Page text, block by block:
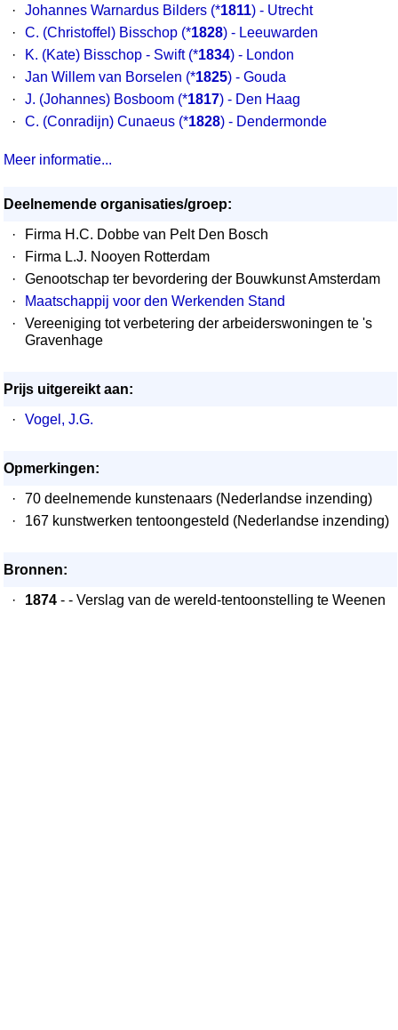
·
Johannes Warnardus Bilders (*1811) - Utrecht
·
C. (Christoffel) Bisschop (*1828) - Leeuwarden
·
K. (Kate) Bisschop - Swift (*1834) - London
·
Jan Willem van Borselen (*1825) - Gouda
·
J. (Johannes) Bosboom (*1817) - Den Haag
·
C. (Conradijn) Cunaeus (*1828) - Dendermonde
Meer informatie...
Deelnemende organisaties/groep:
·
Firma H.C. Dobbe van Pelt Den Bosch
·
Firma L.J. Nooyen Rotterdam
·
Genootschap ter bevordering der Bouwkunst Amsterdam
·
Maatschappij voor den Werkenden Stand
·
Vereeniging tot verbetering der arbeiderswoningen te 's
Gravenhage
Prijs uitgereikt aan:
·
Vogel, J.G.
Opmerkingen:
·
70 deelnemende kunstenaars (Nederlandse inzending)
·
167 kunstwerken tentoongesteld (Nederlandse inzending)
Bronnen:
·
1874 - - Verslag van de wereld-tentoonstelling te Weenen